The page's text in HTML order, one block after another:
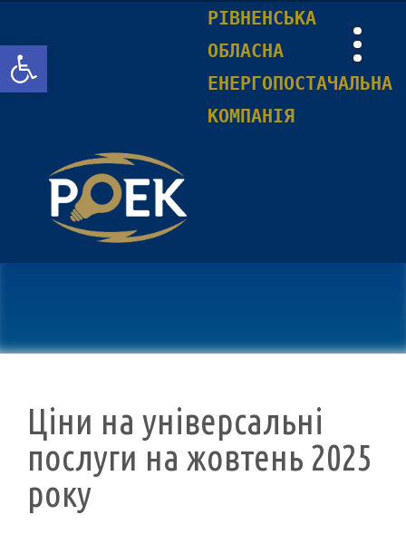
Відкрити Панель інструментів
РІВНЕНСЬКА
ОБЛАСНА
ЕНЕРГОПОСТАЧАЛЬНА
КОМПАНІЯ
Ціни на універсальні
послуги на жовтень 2025
року